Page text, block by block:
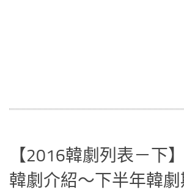
【2016韓劇列表－下
韓劇介紹～下半年韓